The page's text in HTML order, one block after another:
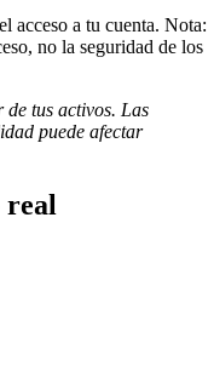
acceso a tu cuenta. Nota:
no la seguridad de los
de tus activos. Las
puede afectar
real